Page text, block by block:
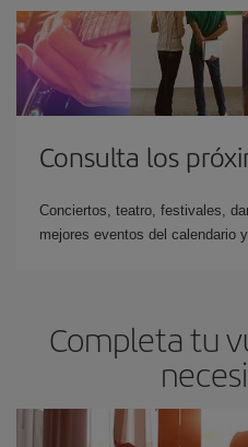
Consulta los
Conciertos, teatro, festivales,
mejores eventos del calendario
Completa tu